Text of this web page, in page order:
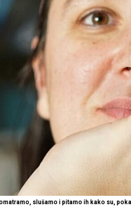
slušamo i pitamo ih kako su,